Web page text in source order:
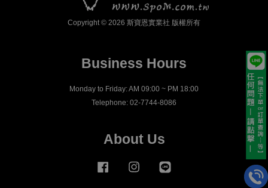
Copyright © 2026 斯寶恩實業社 版權所有
Business Hours
Monday to Friday: AM 09:00 ~ PM 18:00
Telephone: 02-7744-8086
About Us
Facebook Instagram